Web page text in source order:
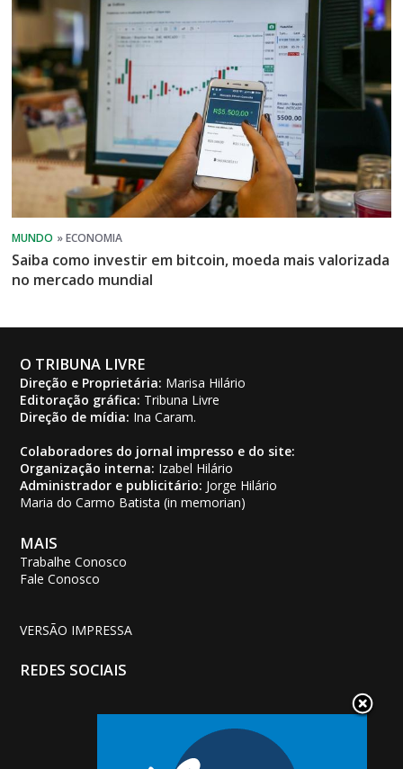
Saiba como investir em bitcoin, moeda mais valorizada
no mercado mundial
O TRIBUNA LIVRE
Direção e Proprietária: Marisa Hilário
Editoração gráfica: Tribuna Livre
Direção de mídia: Ina Caram.
Colaboradores do jornal impresso e do site:
Organização interna: Izabel Hilário
Administrador e publicitário: Jorge Hilário
Maria do Carmo Batista (in memorian)
MAIS
Trabalhe Conosco
Fale Conosco
VERSÃO IMPRESSA
REDES SOCIAIS